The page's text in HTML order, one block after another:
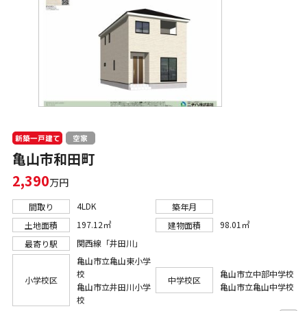
新築一戸建て 空家
亀山市和田町
2,390万円
間取り 4LDK
築年月
土地面積
197.12㎡ 建物面積
98.01㎡
最寄り駅
関西線「井田川」
小学校区
亀山市立亀山東小学
校
亀山市立井田川小学
校
中学校区
亀山市立中部中学校
亀山市立亀山中学校